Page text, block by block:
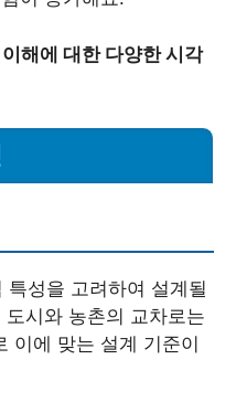
해에 대한 다양한 시각
성을 고려하여 설계될
시와 농촌의 교차로는
이에 맞는 설계 기준이